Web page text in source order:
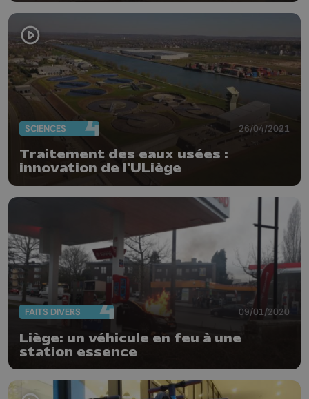
SCIENCES 26/04/2021
Traitement des eaux usées :
innovation de l'ULiège
FAITS DIVERS 09/01/2020
Liège: un véhicule en feu à une
station essence